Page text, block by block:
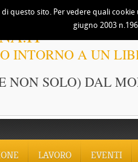
INTORNO A UN
NON SOLO) DAL
LAVORO EVENTI
sito. Per vedere quali
giugno 2003